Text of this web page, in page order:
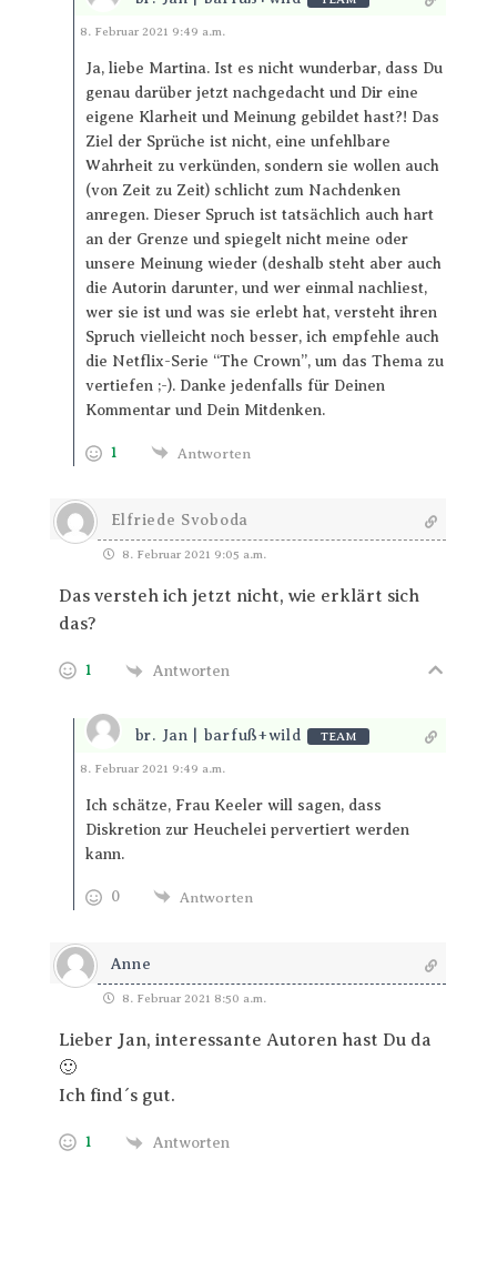
Antworten
8. Februar 2021 9:49 a.m.
Ja, liebe Martina. Ist es nicht wunderbar, dass Du
genau darüber jetzt nachgedacht und Dir eine
eigene Klarheit und Meinung gebildet hast?! Das
Ziel der Sprüche ist nicht, eine unfehlbare
Wahrheit zu verkünden, sondern sie wollen auch
(von Zeit zu Zeit) schlicht zum Nachdenken
anregen. Dieser Spruch ist tatsächlich auch hart
an der Grenze und spiegelt nicht meine oder
unsere Meinung wieder (deshalb steht aber auch
die Autorin darunter, und wer einmal nachliest,
wer sie ist und was sie erlebt hat, versteht ihren
Spruch vielleicht noch besser, ich empfehle auch
die Netflix-Serie “The Crown”, um das Thema zu
vertiefen ;-). Danke jedenfalls für Deinen
Kommentar und Dein Mitdenken.
1 Antworten
Elfriede Svoboda
8. Februar 2021 9:05 a.m.
Das versteh ich jetzt nicht, wie erklärt sich
das?
1 Antworten
br. Jan | barfuß+wild TEAM
Antworten
8. Februar 2021 9:49 a.m.
Ich schätze, Frau Keeler will sagen, dass
Diskretion zur Heuchelei pervertiert werden
kann.
0 Antworten
Anne
8. Februar 2021 8:50 a.m.
Lieber Jan, interessante Autoren hast Du da
🙂
Ich find´s gut.
1 Antworten